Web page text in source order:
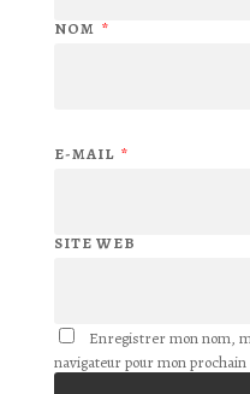
NOM *
E-MAIL *
SITE WEB
Enregistrer mon nom,
navigateur pour mon